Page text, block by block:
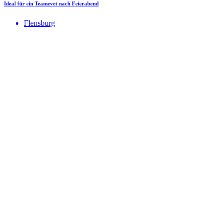
Ideal für ein Teamevet nach Feierabend
Flensburg